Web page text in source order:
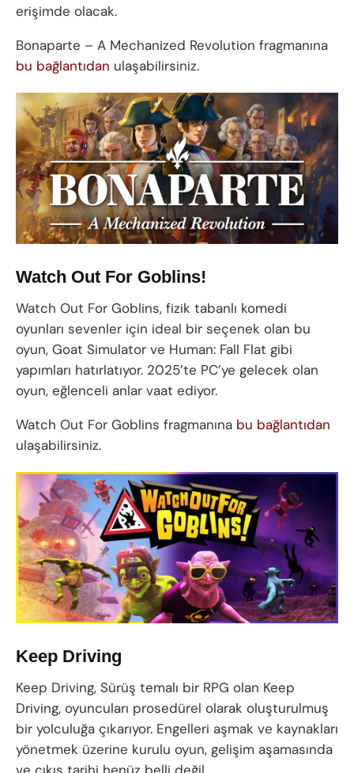
erişimde olacak.
Bonaparte – A Mechanized Revolution fragmanına
bu bağlantıdan ulaşabilirsiniz.
Watch Out For Goblins!
Watch Out For Goblins, fizik tabanlı komedi
oyunları sevenler için ideal bir seçenek olan bu
oyun, Goat Simulator ve Human: Fall Flat gibi
yapımları hatırlatıyor. 2025’te PC’ye gelecek olan
oyun, eğlenceli anlar vaat ediyor.
Watch Out For Goblins fragmanına bu bağlantıdan
ulaşabilirsiniz.
Keep Driving
Keep Driving, Sürüş temalı bir RPG olan Keep
Driving, oyuncuları prosedürel olarak oluşturulmuş
bir yolculuğa çıkarıyor. Engelleri aşmak ve kaynakları
yönetmek üzerine kurulu oyun, gelişim aşamasında